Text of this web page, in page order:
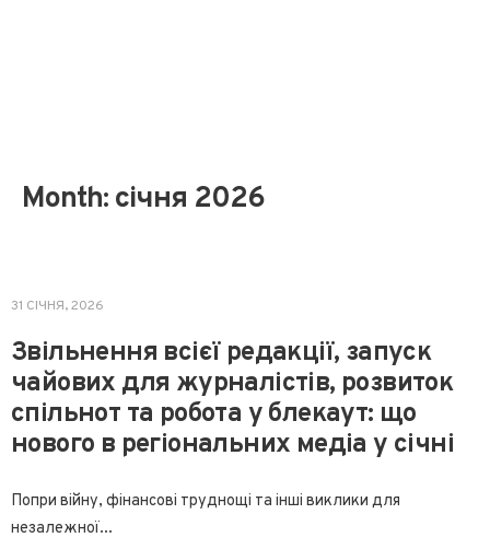
Month: січня 2026
НОВИНИ
31 СІЧНЯ, 2026
Звільнення всієї редакції, запуск
чайових для журналістів, розвиток
спільнот та робота у блекаут: що
нового в регіональних медіа у січні
Попри війну, фінансові труднощі та інші виклики для
незалежної...